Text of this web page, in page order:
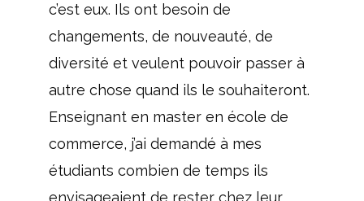
c’est eux. Ils ont besoin de
changements, de nouveauté, de
diversité et veulent pouvoir passer à
autre chose quand ils le souhaiteront.
Enseignant en master en école de
commerce, j’ai demandé à mes
étudiants combien de temps ils
envisageaient de rester chez leur